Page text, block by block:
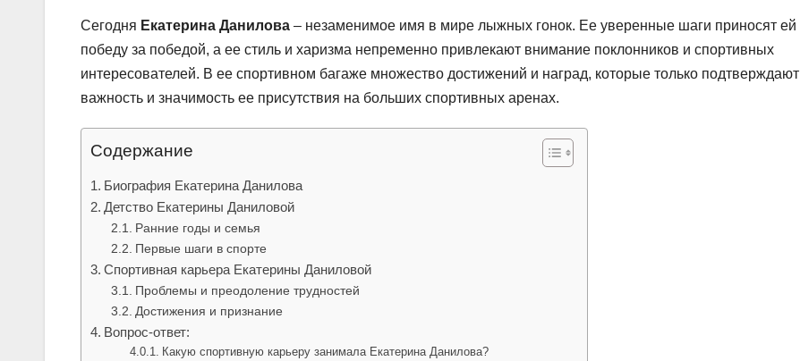
Сегодня Екатерина Данилова – незаменимое имя в мире лыжных гонок. Ее уверенные шаги приносят ей
победу за победой, а ее стиль и харизма непременно привлекают внимание поклонников и спортивных
интересователей. В ее спортивном багаже множество достижений и наград, которые только подтверждают
важность и значимость ее присутствия на больших спортивных аренах.
Содержание
Биография Екатерина Данилова
Детство Екатерины Даниловой
Ранние годы и семья
Первые шаги в спорте
Спортивная карьера Екатерины Даниловой
Проблемы и преодоление трудностей
Достижения и признание
Вопрос-ответ:
Какую спортивную карьеру занимала Екатерина Данилова?